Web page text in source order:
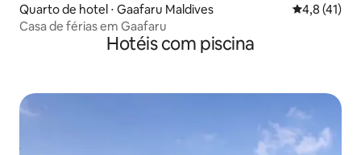
Quarto de hotel ⋅ Gaafaru Maldives 4,8 de uma
4,8 (41)
Casa de férias em Gaafaru
Hotéis com piscina